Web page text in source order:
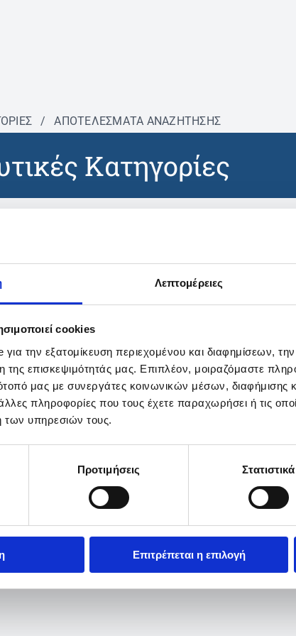
Λεπτομέρειες
cookies
την εξατομίκευση περιεχομένου και διαφημίσεων,
της επισκεψιμότητάς μας. Επιπλέον, μοιραζόμαστε
μας με συνεργάτες κοινωνικών μέσων,
πληροφορίες που τους έχετε παραχωρήσει ή τις
υπηρεσιών τους.
Προτιμήσεις Στατιστικά
Επιτρέπεται η επιλογή
/ ΑΠΟΤΕΛΕΣΜΑΤΑ ΑΝΑΖΗΤΗΣΗΣ
Κατηγορίες
βρέθηκαν προϊόντα